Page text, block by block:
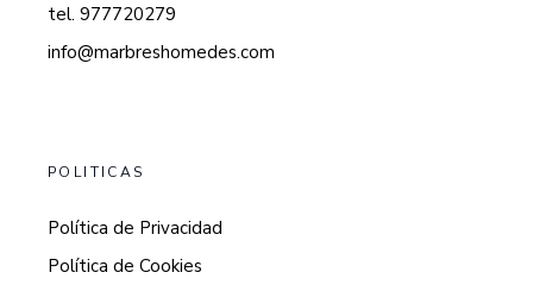
tel. 977720279
info@marbreshomedes.com
POLITICAS
Política de Privacidad
Política de Cookies